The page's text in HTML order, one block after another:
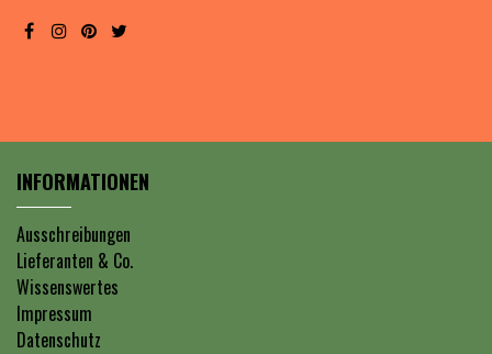
INFORMATIONEN
Ausschreibungen
Lieferanten & Co.
Wissenswertes
Impressum
Datenschutz